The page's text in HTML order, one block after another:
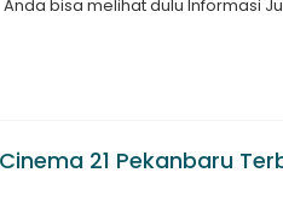
Anda bisa melihat dulu Informasi
21 Pekanbaru